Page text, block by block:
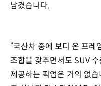
남겼습니다.
“국산차 중에 보디 온 프레
조합을 갖추면서도 SUV
제공하는 픽업은 거의 없